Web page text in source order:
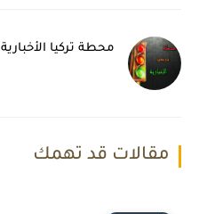
محطة تركيا الأخبارية
مقالات قد تهمك